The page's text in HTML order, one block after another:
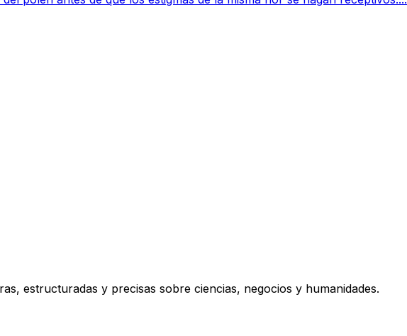
estructuradas y precisas sobre ciencias, negocios y humanidades.